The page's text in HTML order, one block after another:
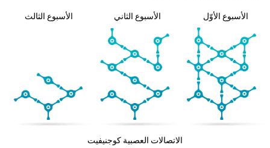
الأسبوع الأوّل الأسبوع الثاني الأسبوع الثالث
الاتصالات العصبية كوجنيفيت